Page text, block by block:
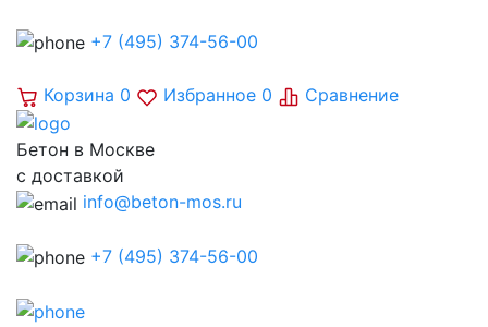
+7 (495) 374-56-00
Корзина 0 Избранное 0 Сравнение
Бетон в Москве
с доставкой
info@beton-mos.ru
+7 (495) 374-56-00